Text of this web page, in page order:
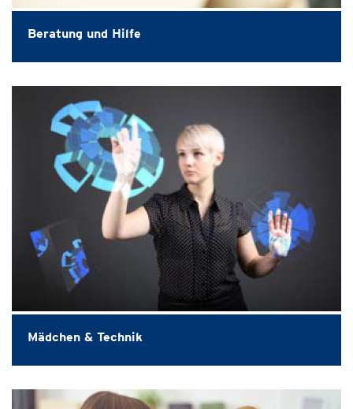
Beratung und Hilfe
Mädchen & Technik